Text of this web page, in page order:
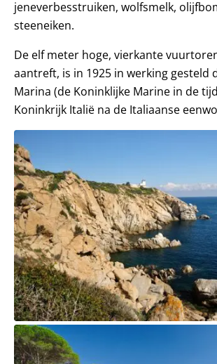
jeneverbesstruiken, wolfsmelk,
steeneiken.
De elf meter hoge, vierkante
aantreft, is in 1925 in werking gesteld
Marina (de Koninklijke Marine in de
Koninkrijk Italië na de Italiaanse